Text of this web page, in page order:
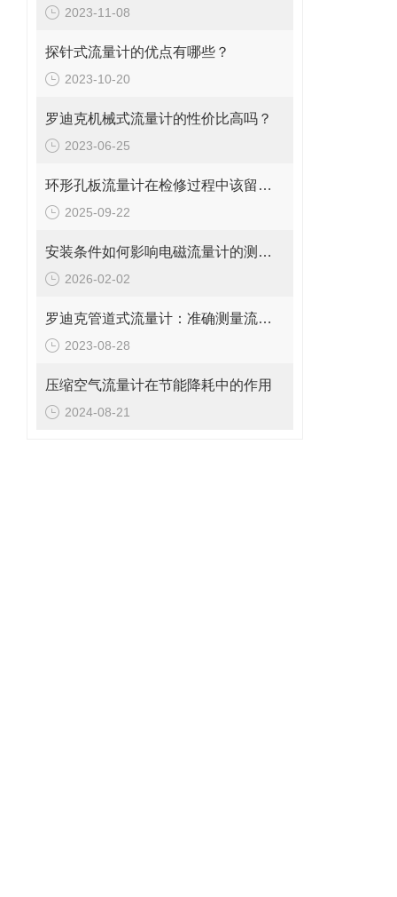
2023-11-08
探针式流量计的优点有哪些？
2023-10-20
罗迪克机械式流量计的性价比高吗？
2023-06-25
环形孔板流量计在检修过程中该留意的事项
2025-09-22
安装条件如何影响电磁流量计的测量精度?
2026-02-02
罗迪克管道式流量计：准确测量流体的精密工具
2023-08-28
压缩空气流量计在节能降耗中的作用
2024-08-21